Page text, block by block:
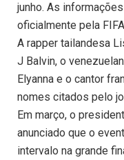
junho. As
oficialmente pela
A rapper tailandesa
J Balvin, o
Elyanna e o cantor
nomes citados pelo
Em março, o
anunciado que o
intervalo na grande